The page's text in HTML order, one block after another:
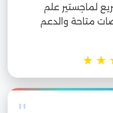
لماجستير علم
متاحة والدعم
★
★